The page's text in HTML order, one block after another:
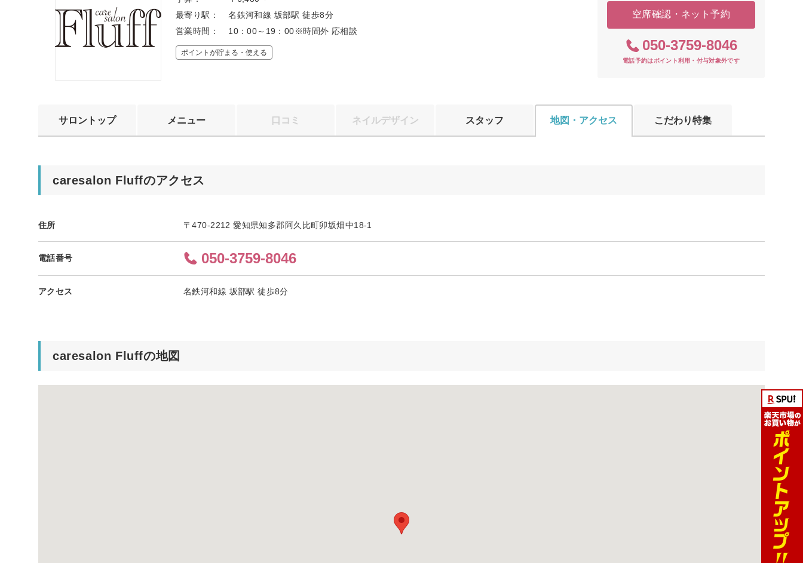
最寄り駅：
名鉄河和線 坂部駅 徒歩8分
営業時間：
10：00～19：00※時間外 応相談
ポイントが貯まる・使える
空席確認・ネット予約
050-3759-8046
電話予約はポイント利用・付与対象外です
サロントップ メニュー 口コミ ネイルデザイン スタッフ 地図・アクセス こだわり特集
caresalon Fluffのアクセス
住所 〒470-2212 愛知県知多郡阿久比町卯坂畑中18-1
電話番号 050-3759-8046
アクセス 名鉄河和線 坂部駅 徒歩8分
caresalon Fluffの地図